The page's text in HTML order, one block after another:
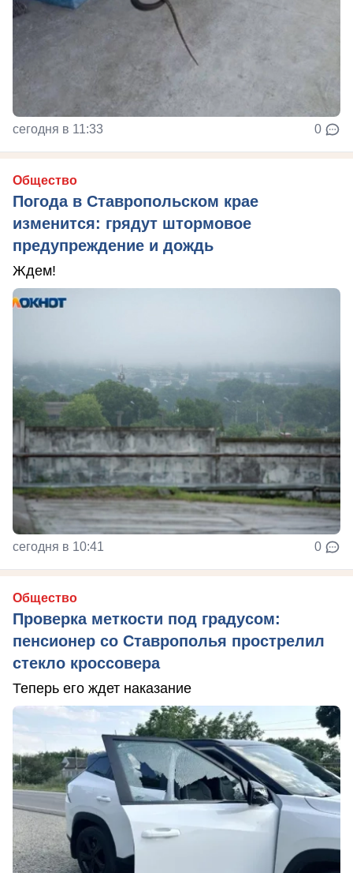
сегодня в 11:33 0
Общество
Погода в Ставропольском крае
изменится: грядут штормовое
предупреждение и дождь
Ждем!
сегодня в 10:41 0
Общество
Проверка меткости под градусом:
пенсионер со Ставрополья прострелил
стекло кроссовера
Теперь его ждет наказание